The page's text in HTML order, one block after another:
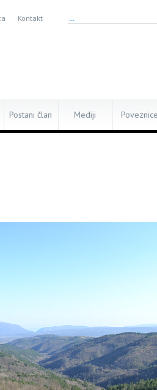
Kontakt
Postani član Mediji Poveznice